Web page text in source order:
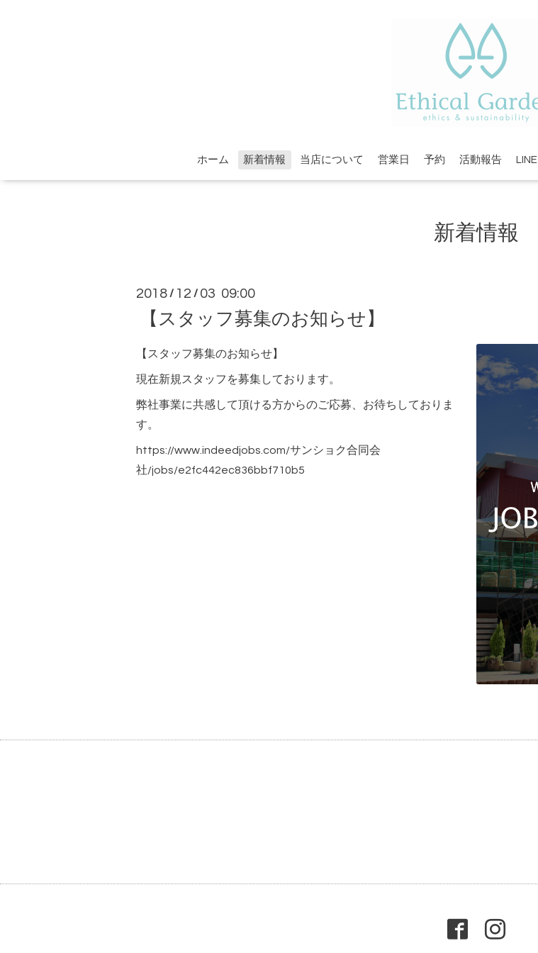
ホーム 新着情報 当店について 営業日 予約 活動報告 LINE
新着情報
2018 / 12 / 03 09:00
【スタッフ募集のお知らせ】
【スタッフ募集のお知らせ】
現在新規スタッフを募集しております。
弊社事業に共感して頂ける方からのご応募、お待ちしておりま
す。
https://www.indeedjobs.com/サンショク合同会
社/jobs/e2fc442ec836bbf710b5